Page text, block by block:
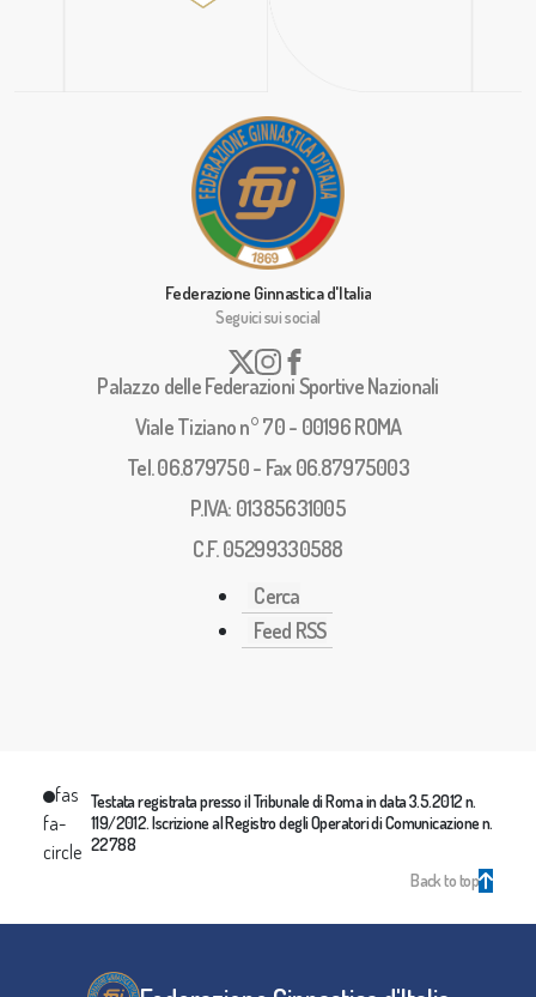
Federazione Ginnastica d'Italia
Seguici sui social
Palazzo delle Federazioni Sportive Nazionali
Viale Tiziano n° 70 - 00196 ROMA
Tel. 06.879750 - Fax 06.87975003
P.IVA: 01385631005
C.F. 05299330588
Cerca
Feed RSS
fas
fa-
circle
Testata registrata presso il Tribunale di Roma in data 3.5.2012 n.
119/2012. Iscrizione al Registro degli Operatori di Comunicazione n.
22788
Back to top